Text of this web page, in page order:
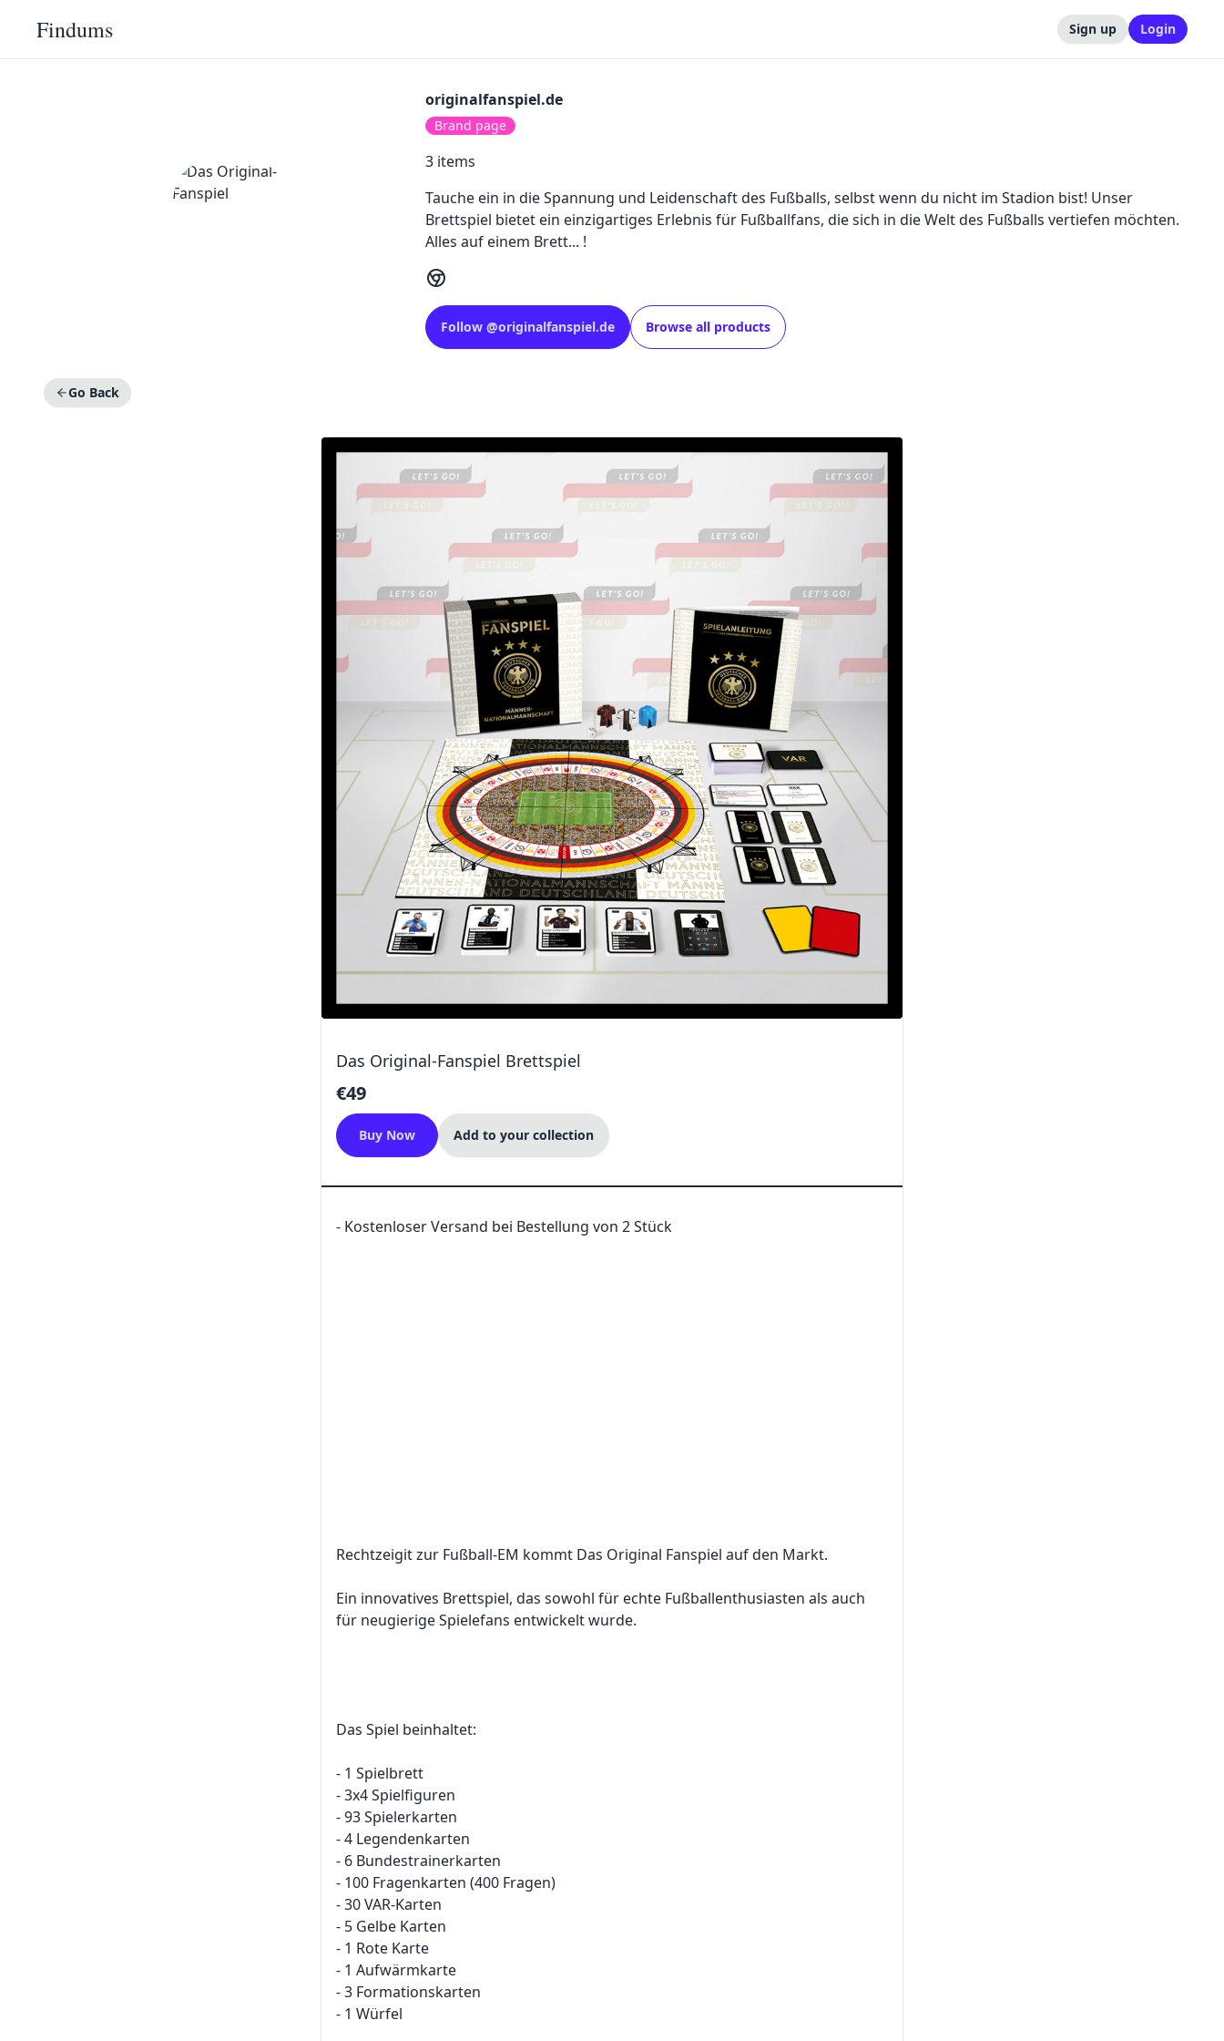
Findums Sign up Login
originalfanspiel.de
Brand page
3items
Tauche ein in die Spannung und Leidenschaft des Fußballs, selbst wenn du nicht im Stadion bist! Unser
Brettspiel bietet ein einzigartiges Erlebnis für Fußballfans, die sich in die Welt des Fußballs vertiefen möchten.
Alles auf einem Brett... !
Follow @originalfanspiel.de Browse all products
Go Back
Das Original-Fanspiel Brettspiel
€49
Buy Now Add to your collection
- Kostenloser Versand bei Bestellung von 2 Stück
Rechtzeigit zur Fußball-EM kommt Das Original Fanspiel auf den Markt.
Ein innovatives Brettspiel, das sowohl für echte Fußballenthusiasten als auch
für neugierige Spielefans entwickelt wurde.
Das Spiel beinhaltet:
- 1 Spielbrett
- 3x4 Spielfiguren
- 93 Spielerkarten
- 4 Legendenkarten
- 6 Bundestrainerkarten
- 100 Fragenkarten (400 Fragen)
- 30 VAR-Karten
- 5 Gelbe Karten
- 1 Rote Karte
- 1 Aufwärmkarte
- 3 Formationskarten
- 1 Würfel